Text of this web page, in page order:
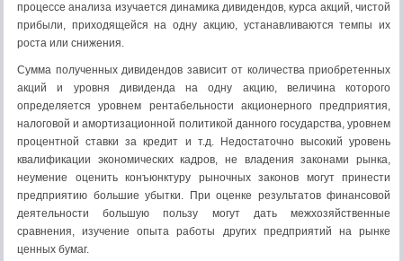
процессе анализа изучается динамика дивидендов, курса акций, чистой
прибыли, приходящейся на одну акцию, устанавливаются темпы их
роста или снижения.
Сумма полученных дивидендов зависит от количества приобретенных
акций и уровня дивиденда на одну акцию, величина которого
определяется уровнем рентабельности акционерного предприятия,
налоговой и амортизационной политикой данного государства, уровнем
процентной ставки за кредит и т.д. Недостаточно высокий уровень
квалификации экономических кадров, не владения законами рынка,
неумение оценить конъюнктуру рыночных законов могут принести
предприятию большие убытки. При оценке результатов финансовой
деятельности большую пользу могут дать межхозяйственные
сравнения, изучение опыта работы других предприятий на рынке
ценных бумаг.